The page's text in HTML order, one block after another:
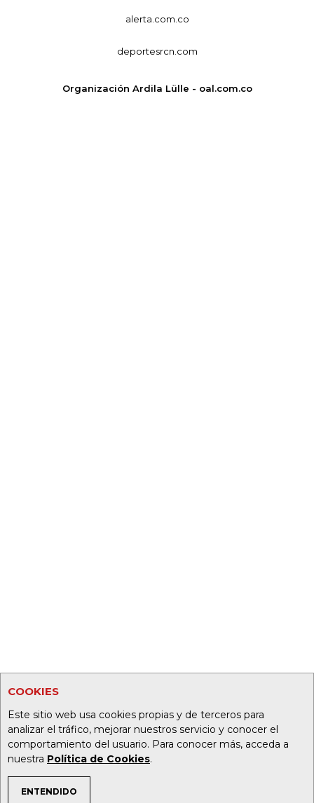
COOKIES
Este sitio web usa cookies propias y de terceros para
analizar el tráfico, mejorar nuestros servicio y conocer el
comportamiento del usuario. Para conocer más, acceda a
nuestra Política de Cookies.
ENTENDIDO
alerta.com.co
deportesrcn.com
Organización Ardila Lülle - oal.com.co